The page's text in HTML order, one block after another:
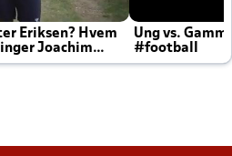
Eriksen? Hvem
Joachim
Ung vs.
#football